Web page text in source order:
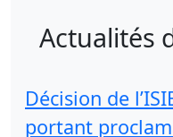
Actualités
Décision de
portant